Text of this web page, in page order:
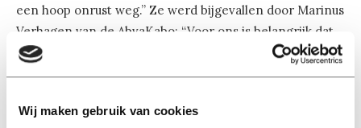
Wij maken gebruik van cookies
een hoop onrust weg.” Ze werd bijgevallen door Marinus
Verhagen van de AbvaKabo: “Voor ons is belangrijk dat
de mensen weten wat ze te wachten staat. Mensen
geven nu aan dat ze dat niet weten.”
Rector Emile Aarts toonde begrip voor de kritiek. Op 14